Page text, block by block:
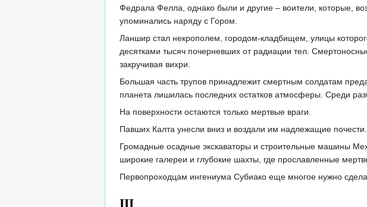
Федрала Фелла, однако были и другие – воители, которые,
упоминались наряду с Гором.
Ланшир стал некрополем, городом-кладбищем, улицы
десятками тысяч почерневших от радиации тел.
закручивая вихри.
Большая часть трупов принадлежит смертным солдатам
планета лишилась последних остатков атмосферы. Среди
На поверхности остаются только мертвые враги.
Павших Калта унесли вниз и воздали им надлежащие почести.
Громадные осадные экскаваторы и строительные машины
широкие галереи и глубокие шахты, где прославленные
Первопроходцам ингениума Субиако еще многое нужно